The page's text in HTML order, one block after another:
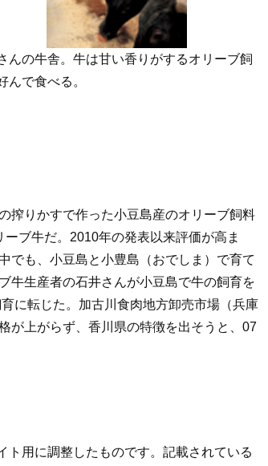
んの牛舎。牛は甘い香りがするオリーブ飼
んで食べる。
搾りかすで作った小豆島産のオリーブ飼料
ブ牛だ。2010年の発表以来評価が高ま
でも、小豆島と小豊島（おでしま）で育て
牛生産者の石井さんが小豆島で牛の飼育を
に転じた。加古川食肉地方卸売市場（兵庫
が上がらず、香川県の特徴を出そうと、07
用に調整したものです。記載されている